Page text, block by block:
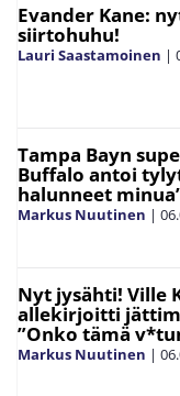
Evander Kane:
siirtohuhu!
Lauri Saastamoinen |
Tampa Bayn
Buffalo antoi
halunneet
Markus Nuutinen |
Nyt jysähti! Ville
allekirjoitti
”Onko tämä
Markus Nuutinen |